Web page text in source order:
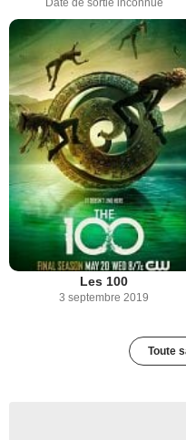
Les 100
3 septembre 2019
Toute